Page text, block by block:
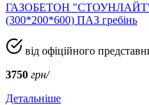
ГАЗОБЕТОН "СТОУНЛАЙТ"
(300*200*600) ПАЗ гребінь
від офіційного
3750 грн/
Детальніше